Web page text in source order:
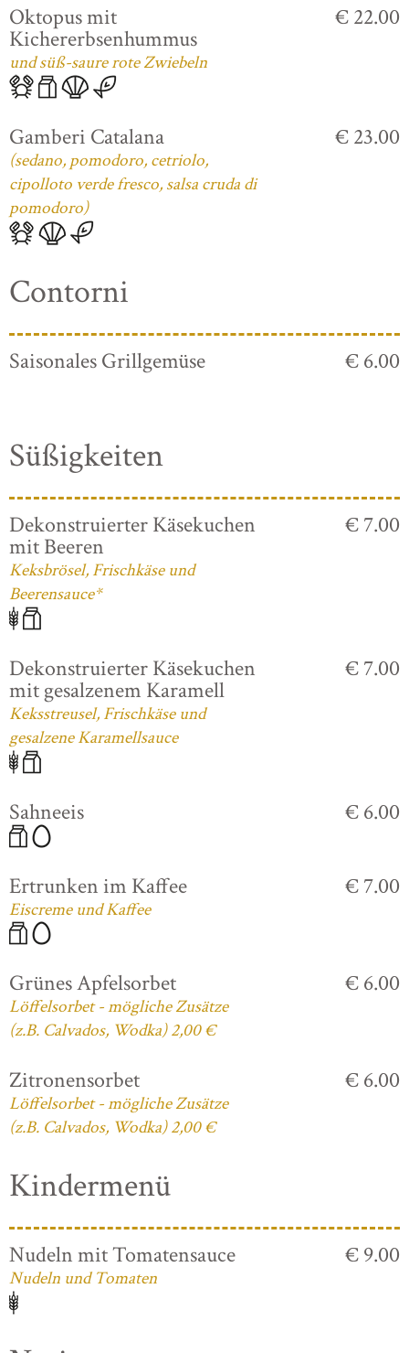
Oktopus mit
Kichererbsenhummus
und süß-saure rote Zwiebeln
€ 22.00
Gamberi Catalana
(sedano, pomodoro, cetriolo,
cipolloto verde fresco, salsa cruda di
pomodoro)
€ 23.00
Contorni
Saisonales Grillgemüse € 6.00
Süßigkeiten
Dekonstruierter Käsekuchen
mit Beeren
Keksbrösel, Frischkäse und
Beerensauce*
€ 7.00
Dekonstruierter Käsekuchen
mit gesalzenem Karamell
Keksstreusel, Frischkäse und
gesalzene Karamellsauce
€ 7.00
Sahneeis € 6.00
Ertrunken im Kaffee
Eiscreme und Kaffee
€ 7.00
Grünes Apfelsorbet
Löffelsorbet - mögliche Zusätze
(z.B. Calvados, Wodka) 2,00 €
€ 6.00
Zitronensorbet
Löffelsorbet - mögliche Zusätze
(z.B. Calvados, Wodka) 2,00 €
€ 6.00
Kindermenü
Nudeln mit Tomatensauce
Nudeln und Tomaten
€ 9.00